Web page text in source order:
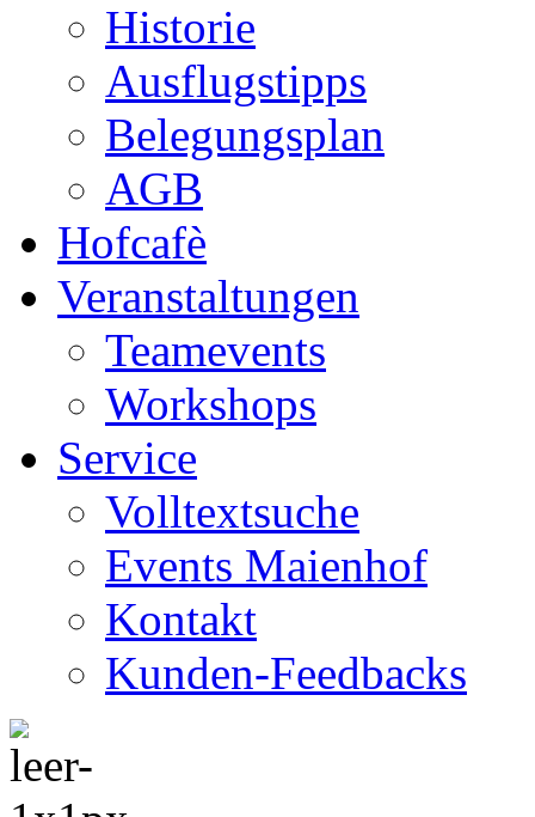
Historie
Ausflugstipps
Belegungsplan
AGB
Hofcafè
Veranstaltungen
Teamevents
Workshops
Service
Volltextsuche
Events Maienhof
Kontakt
Kunden-Feedbacks